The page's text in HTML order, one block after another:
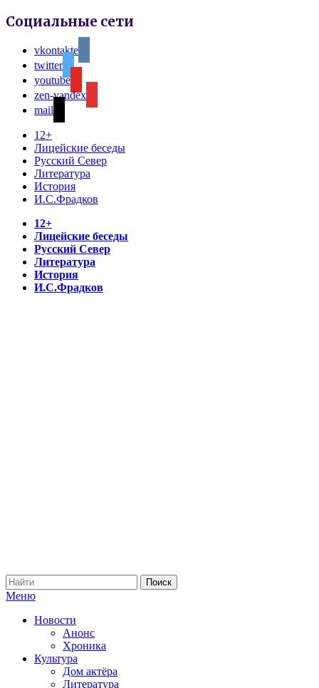
Социальные сети
vkontakte
twitter
youtube
zen-yandex
mail
12+
Лицейские беседы
Русский Север
Литература
История
И.С.Фрадков
12+
Лицейские беседы
Русский Север
Литература
История
И.С.Фрадков
Меню
Новости
Анонс
Хроника
Культура
Дом актёра
Литература